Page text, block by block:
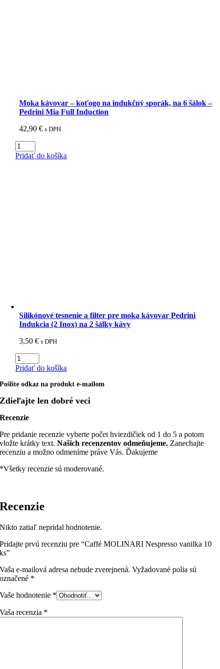
Moka kávovar – koťogo na indukčný sporák, na 6 šálok –
Pedrini Mia Full Induction
42,90€ s DPH
množstvo
Moka
Pridať do košíka
Silikónové tesnenie a filter pre moka kávovar Pedrini
Indukcia (2 Inox) na 2 šálky kávy
3,50€ s DPH
množstvo
Silikónové
a
pre
kávovar
Indukcia
(2
Inox)
2
Pridať do košíka
Pošlite odkaz na produkt e-mailom
Zdieľajte len dobré veci
Recenzie
Pre pridanie recenzie vyberte počet hviezdičiek od 1 do 5 a potom
vložte krátky text.Našich recenzentov odmeňujeme. Zanechajte
recenziu a možno odmeníme práve Vás. Ďakujeme
*Všetky recenzie sú moderované.
Recenzie
Nikto zatiaľ nepridal hodnotenie.
Pridajte prvú recenziu pre “Caffé MOLINARI Nespresso vanilka 10
ks”
Vaša e-mailová adresa nebude zverejnená. Vyžadované polia sú
označené *
Vaše hodnotenie *
Vaša recenzia *